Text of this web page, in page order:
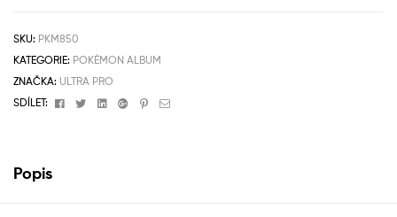
SKU: PKM850
KATEGORIE: POKÉMON ALBUM
ZNAČKA: ULTRA PRO
SDÍLET:
FacebookTwitterLinkedinGoogle+Pinterest
Email
Popis